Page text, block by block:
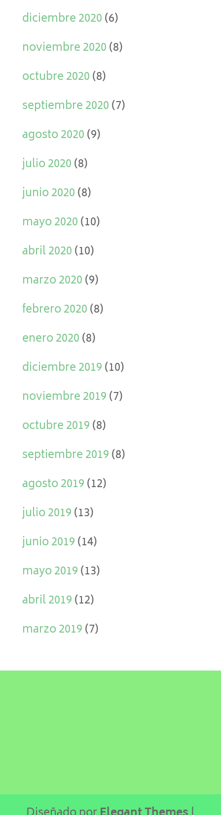
diciembre 2020(6)
noviembre 2020(8)
octubre 2020(8)
septiembre 2020(7)
agosto 2020(9)
julio 2020(8)
junio 2020(8)
mayo 2020(10)
abril 2020(10)
marzo 2020(9)
febrero 2020(8)
enero 2020(8)
diciembre 2019(10)
noviembre 2019(7)
octubre 2019(8)
septiembre 2019(8)
agosto 2019(12)
julio 2019(13)
junio 2019(14)
mayo 2019(13)
abril 2019(12)
marzo 2019(7)